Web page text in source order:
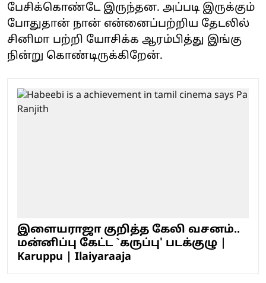
பேசிக்கொண்டே இருந்தன. அப்படி இருக்கும்
போதுதான் நான் என்னைப்பற்றிய தேடலில்
சினிமா பற்றி யோசிக்க ஆரம்பித்து இங்கு
நின்று கொண்டிருக்கிறேன்.
இளையராஜா குறித்த கேலி வசனம்..
மன்னிப்பு கேட்ட `கருப்பு' படக்குழு |
Karuppu | Ilaiyaraaja